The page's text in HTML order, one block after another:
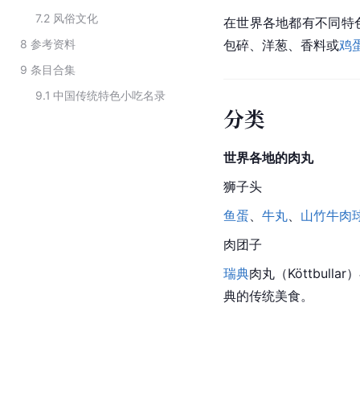
7.2 风俗文化
8 参考资料
9 条目合集
9.1 中国传统特色小吃名录
在世界各地都有不同特
包碎、洋葱、香料或鸡
分类
世界各地的肉丸
狮子头
鱼蛋
牛丸
山竹牛肉
肉团子
瑞典肉丸 （Köttbullar
典的传统美食。